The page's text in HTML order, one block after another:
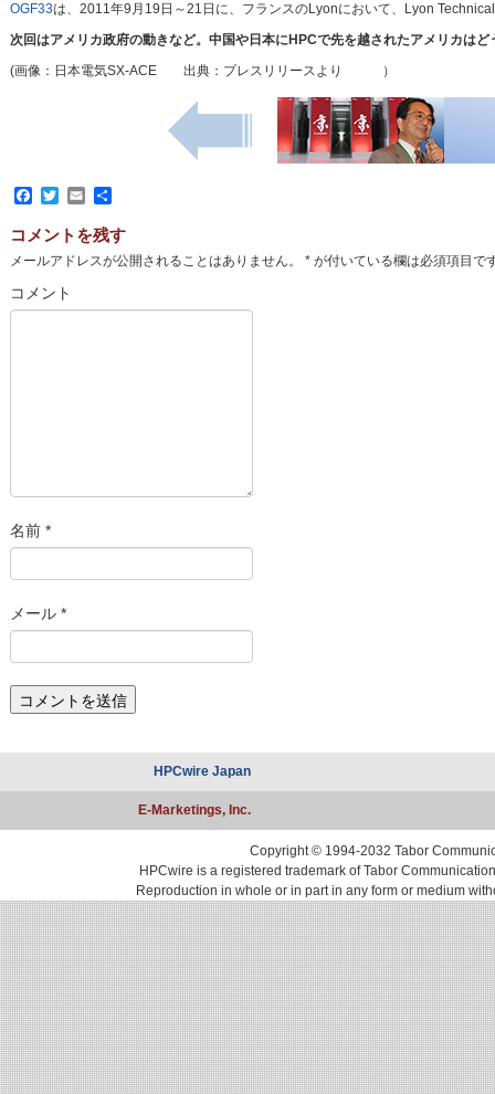
OGF33は、2011年9月19日～21日に、フランスのLyonにおいて、Lyon
次回はアメリカ政府の動きなど。中国や日本にHPCで先を越されたアメリカはど
(画像：日本電気SX-ACE 出典：プレスリリースより ）
Facebook
TwitterEmail
共
コメントを残す
メールアドレスが公開されることはありません。 *が付いている欄は必須項目で
コメント
名前 *
メール *
HPCwire Japan
E-Marketings, Inc.
Copyright © 1994-2032 Tabor
HPCwire is a registered trademark of Tabor
Reproduction in whole or in part in any form or medium